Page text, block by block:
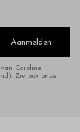
Aanmelden
Caroline
Zie ook onze